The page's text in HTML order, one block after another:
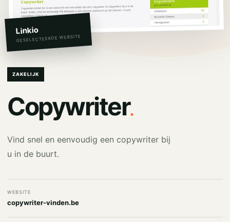
Linkio
GESELECTEERDE WEBSITE
ZAKELIJK
Copywriter.
Vind snel en eenvoudig een copywriter bij
u in de buurt.
WEBSITE
copywriter-vinden.be